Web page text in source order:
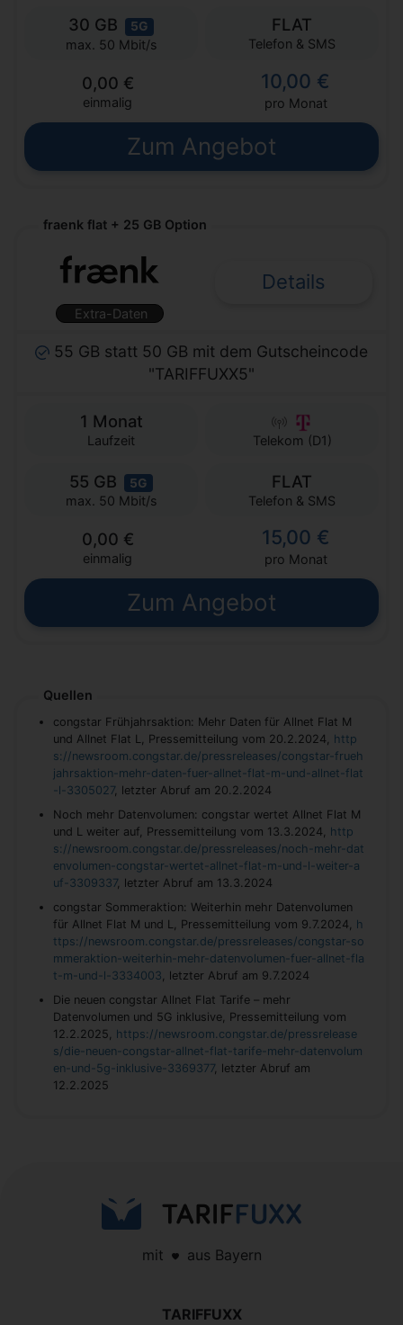
30 GB 5G
max. 50 Mbit/s
FLAT
Telefon & SMS
0,00 €
einmalig
10,00 €
pro Monat
Zum Angebot
fraenk flat + 25 GB Option
Extra-Daten
Details
55 GB statt 50 GB mit dem Gutscheincode
"TARIFFUXX5"
1 Monat
Laufzeit Telekom (D1)
55 GB 5G
max. 50 Mbit/s
FLAT
Telefon & SMS
0,00 €
einmalig
15,00 €
pro Monat
Zum Angebot
Quellen
congstar Frühjahrsaktion: Mehr Daten für Allnet Flat M
und Allnet Flat L, Pressemitteilung vom 20.2.2024, http
s://newsroom.congstar.de/pressreleases/congstar-frueh
jahrsaktion-mehr-daten-fuer-allnet-flat-m-und-allnet-flat
-l-3305027, letzter Abruf am 20.2.2024
Noch mehr Datenvolumen: congstar wertet Allnet Flat M
und L weiter auf, Pressemitteilung vom 13.3.2024, http
s://newsroom.congstar.de/pressreleases/noch-mehr-dat
envolumen-congstar-wertet-allnet-flat-m-und-l-weiter-a
uf-3309337, letzter Abruf am 13.3.2024
congstar Sommeraktion: Weiterhin mehr Datenvolumen
für Allnet Flat M und L, Pressemitteilung vom 9.7.2024, h
ttps://newsroom.congstar.de/pressreleases/congstar-so
mmeraktion-weiterhin-mehr-datenvolumen-fuer-allnet-fla
t-m-und-l-3334003, letzter Abruf am 9.7.2024
Die neuen congstar Allnet Flat Tarife – mehr
Datenvolumen und 5G inklusive, Pressemitteilung vom
12.2.2025, https://newsroom.congstar.de/pressrelease
s/die-neuen-congstar-allnet-flat-tarife-mehr-datenvolum
en-und-5g-inklusive-3369377, letzter Abruf am
12.2.2025
mit aus Bayern
TARIFFUXX